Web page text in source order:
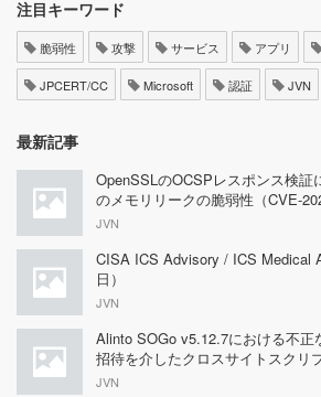
注目キーワード
脆弱性 攻撃 サービス アプリ
JPCERT/CC Microsoft 認証 JVN
最新記事
OpenSSLのOCSPレスポンス検証
のメモリリークの脆弱性（CVE-
JVN
CISA ICS Advisory / ICS Medical
日）
JVN
Alinto SOGo v5.12.7における不正
招待を介したクロスサイトスクリ
JVN